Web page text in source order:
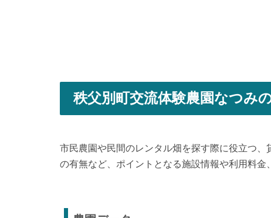
秩父別町交流体験農園なつみ
市民農園や民間のレンタル畑を探す際に役立つ
の有無など、ポイントとなる施設情報や利用料金